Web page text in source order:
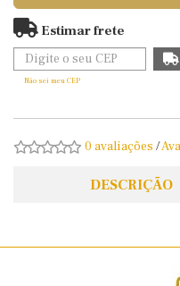
Estimar frete
Não sei meu CEP
0 avaliações /
DESCRIÇÃO